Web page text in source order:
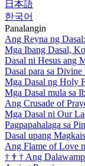
日本語
한국어
Panalangin
Ang Reyna ng
Mga Ibang Dasal,
Dasal ni Hesus ang
Dasal para sa
Mga Dasal ng Holy
Mga Dasal mula sa
Ang Crusade of
Mga Dasal ni Our
Pagpapahalaga sa
Dasal upang
Ang Flame of Love
† † † Ang